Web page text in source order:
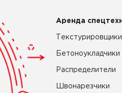
Аренда
Текстурировщики
Бетоноукладчики
Распределители
Швонарезчики